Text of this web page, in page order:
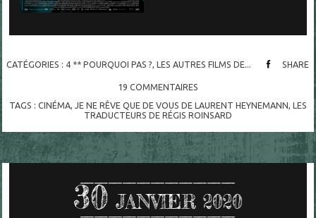
CATÉGORIES : 4 ** POURQUOI PAS ? ,LES AUTRES FILMS DE... SHARE
19 COMMENTAIRES
TAGS : CINÉMA, JE NE RÊVE QUE DE VOUS DE LAURENT HEYNEMANN, LES
TRADUCTEURS DE RÉGIS ROINSARD
30 JANVIER 2020